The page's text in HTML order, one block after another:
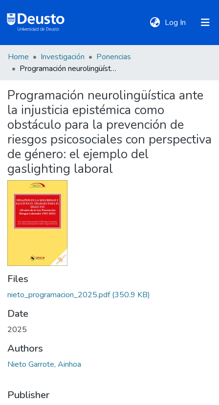
Log In (current)
DeustoTeka
Communities
&
Collections
All of DSpace
Statistics
Policies
Home Investigación
Ponencias
Programación neurolingüística ante la injusticia epistémica como obstáculo para la prevención de riesgos psicosociales con perspectiva de género: el ejemplo del gaslighting laboral
Programación neurolingüística ante
la injusticia epistémica como
obstáculo para la prevención de
riesgos psicosociales con perspectiva
de género: el ejemplo del
gaslighting laboral
Files
nieto_programacion_2025.pdf(350.9 KB)
Date
2025
Authors
Nieto Garrote, Ainhoa
Publisher